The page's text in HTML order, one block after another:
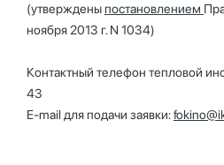
(утвержденыпостановлением
ноября 2013 г. N 1034)
Контактный телефон тепловой
43
E-mail для подачи заявки: